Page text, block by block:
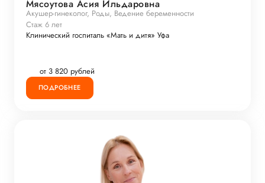
Мясоутова Асия Ильдаровна
Акушер-гинеколог, Роды, Ведение беременности
Стаж 6 лет
Клинический госпиталь «Мать и дитя» Уфа
от 3 820 рублей
ПОДРОБНЕЕ